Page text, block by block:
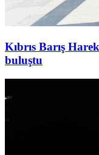
Kıbrıs Barış
buluştu